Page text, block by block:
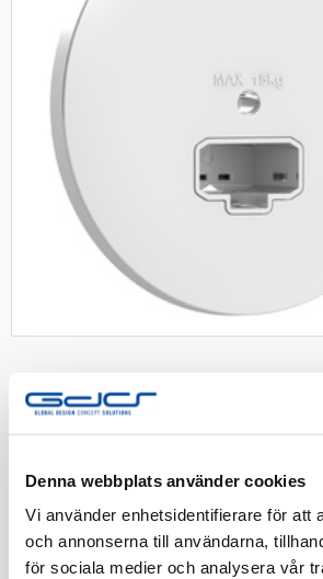
Denna webbplats använder cookies
Vi använder enhetsidentifierare för att
och annonserna till användarna,
för sociala medier och analysera vår
SCHNEIDER
Exxact lamputt DCL
p mj inf snabb vit
Lamputtag DCL infällt för
för takdosa mittstolpe Vit